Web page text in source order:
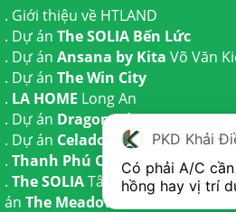
. Giới thiệu về HTLAND
. Dự án The SOLIA Bến Lức
. Dự án Ansana by Kita Võ Văn
. Dự án The Win City
. LA HOME Long An
. Dự án Dragon Eden Long An
. Dự án Celadon City
Tân Phú
. Thanh Phú Centre PointBến
. The SOLIATây Ninh | Dự án
án The Meadow
Bình Chánh
PKD Khải
Có phải A/C
hồng hay vị trí